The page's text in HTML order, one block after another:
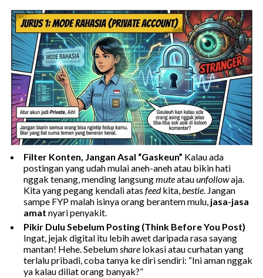
Filter Konten, Jangan Asal “Gaskeun” Kalau ada
postingan yang udah mulai aneh-aneh atau bikin hati
nggak tenang, mending langsungmuteatauunfollowaja.
Kita yang pegang kendali atas feedkita,bestie. Jangan
sampe FYP malah isinya orang berantem mulu, jasa-jasa
amat nyari penyakit.
Pikir Dulu Sebelum Posting (Think Before You Post)
Ingat, jejak digital itu lebih awet daripada rasa sayang
mantan! Hehe. Sebelumshare lokasi atau curhatan yang
terlalu pribadi, coba tanya ke diri sendiri: “Ini aman nggak
ya kalau diliat orang banyak?”